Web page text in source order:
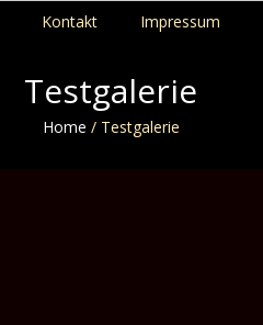
Kontakt Impressum
Testgalerie
Home / Testgalerie